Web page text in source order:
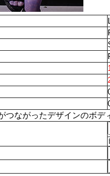
つながったデザインのボ